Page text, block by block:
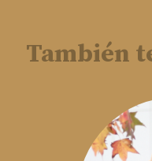
También